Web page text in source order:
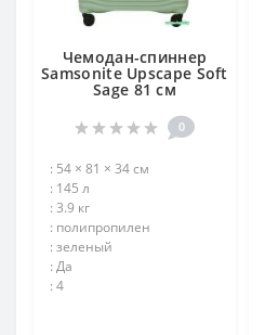
Чемодан-спиннер
Samsonite Upscape Soft
Sage 81 см
0
: 54 × 81 × 34 см
: 145 л
: 3.9 кг
: полипропилен
: зеленый
: Да
: 4